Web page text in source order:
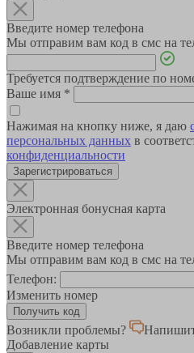
Введите номер телефона
Мы отправим вам код в смс на
Требуется подтверждение по
Ваше имя *
Нажимая на кнопку ниже, я даю
персональных данных в
конфиденциальности
Зарегистрироваться
Электронная бонусная карта
Введите номер телефона
Мы отправим вам код в смс на
Телефон:
Изменить номер
Возникли проблемы?
Добавление карты